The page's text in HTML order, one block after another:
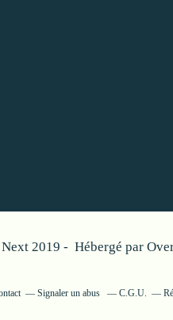
2019 - Hébergé par
Signaler un abus C.G.U.